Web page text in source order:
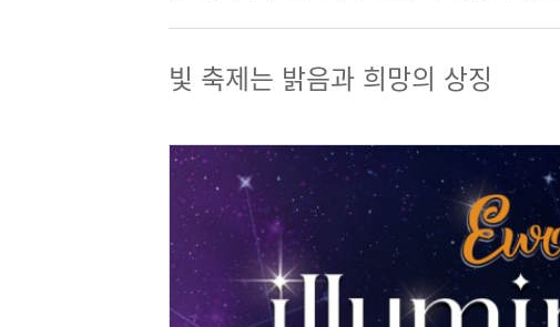
빛 축제는 밝음과 희망의 상징